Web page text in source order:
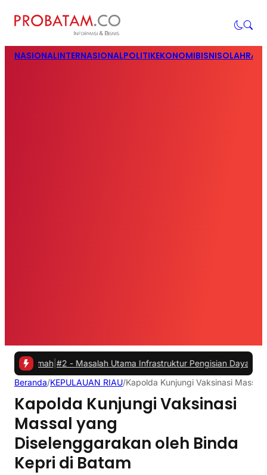
NASIONALINTERNASIONALPOLITIKEKONOMIBISNIS
#2 - Masalah Utama Infrastruktur Pengisian Daya untuk Mobil
Beranda/KEPULAUAN RIAU/Kapolda Kunjungi Vaksinasi
Kapolda Kunjungi Vaksinasi
Massal yang
Diselenggarakan oleh Binda
Kepri di Batam